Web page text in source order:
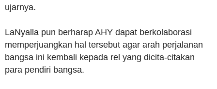
ujarnya.
LaNyalla pun berharap AHY dapat berkolaborasi
memperjuangkan hal tersebut agar arah perjalanan
bangsa ini kembali kepada rel yang dicita-citakan
para pendiri bangsa.